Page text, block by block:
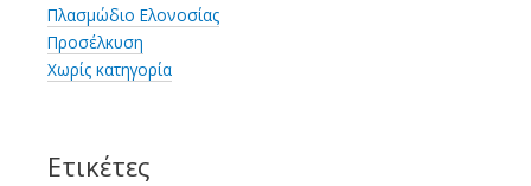
Πλασμώδιο Ελονοσίας
Προσέλκυση
Χωρίς κατηγορία
Ετικέτες